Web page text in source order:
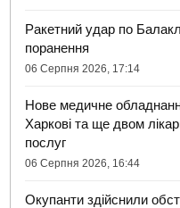
Ракетний удар по
поранення
06 Серпня 2026, 17:14
Нове медичне
Харкові та ще двом
послуг
06 Серпня 2026, 16:44
Окупанти здійснили